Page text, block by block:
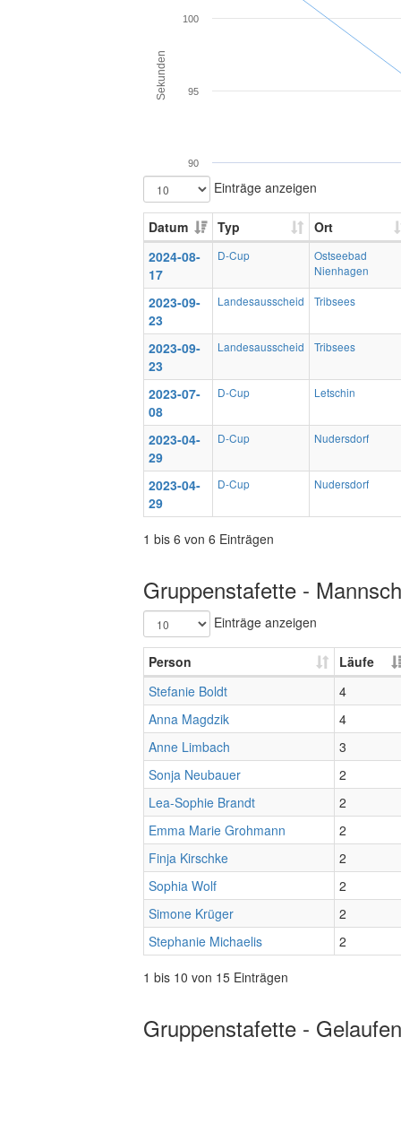
Sekunden
90
95
100
Einträge anzeigen
Datum Typ
Ort
2024-08-
17
D-Cup
Ostseebad
Nienhagen
2023-09-
23
Landesausscheid Tribsees
2023-09-
23
Landesausscheid Tribsees
2023-07-
08
D-Cup Letschin
2023-04-
29
D-Cup Nudersdorf
2023-04-
29
D-Cup Nudersdorf
1 bis 6 von 6 Einträgen
Gruppenstafette -
Einträge anzeigen
Person
Läufe
Stefanie Boldt
4
Anna Magdzik
4
Anne Limbach
3
Sonja Neubauer
2
Lea-Sophie Brandt
2
Emma Marie Grohmann
2
Finja Kirschke
2
Sophia Wolf
2
Simone Krüger
2
Stephanie Michaelis
2
1 bis 10 von 15 Einträgen
Gruppenstafette -